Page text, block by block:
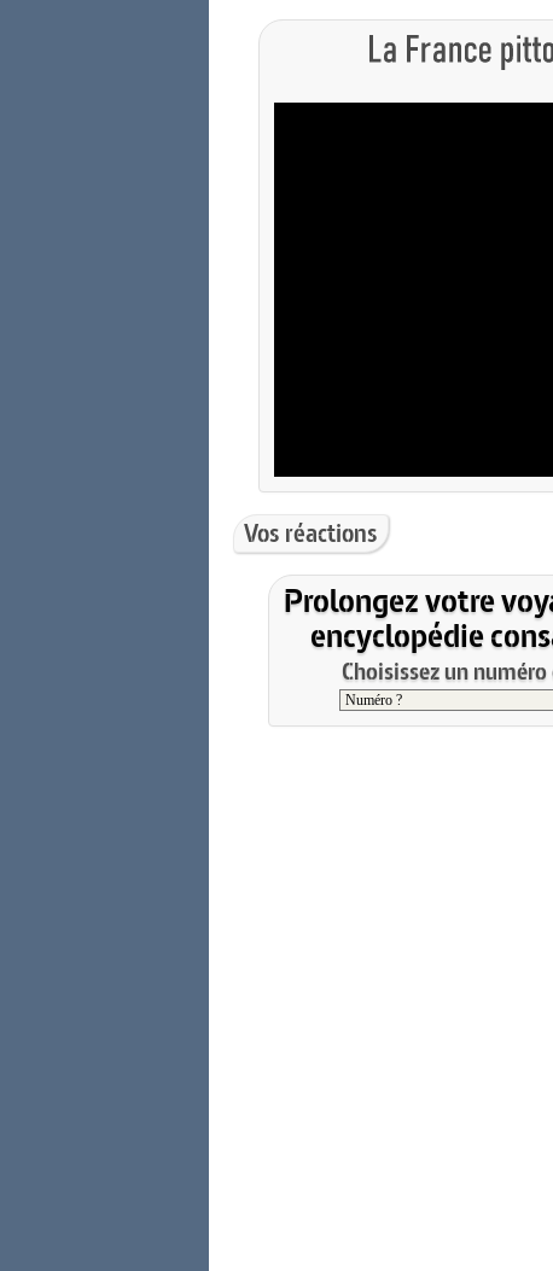
Vos réactions
Prolongez votre
encyclopédie
Choisissez un